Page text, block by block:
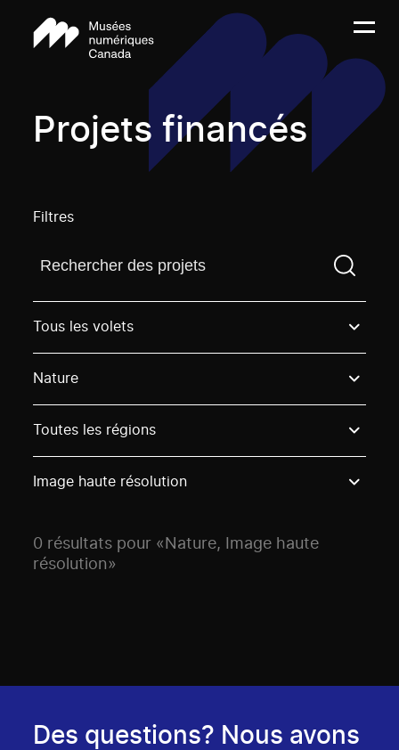
Projets financés
Filtres
Trouvez un projetVous devez saisir un terme de
Tous les volets
Nature
Toutes les régions
Image haute résolution
0 résultats pour «Nature, Image haute
résolution»
Des questions? Nous avons